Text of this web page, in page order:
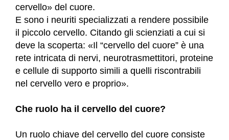
cervello» del cuore.
E sono i neuriti specializzati a rendere possibile
il piccolo cervello. Citando gli scienziati a cui si
deve la scoperta: «Il “cervello del cuore” è una
rete intricata di nervi, neurotrasmettitori, proteine
e cellule di supporto simili a quelli riscontrabili
nel cervello vero e proprio».
Che ruolo ha il cervello del cuore?
Un ruolo chiave del cervello del cuore consiste